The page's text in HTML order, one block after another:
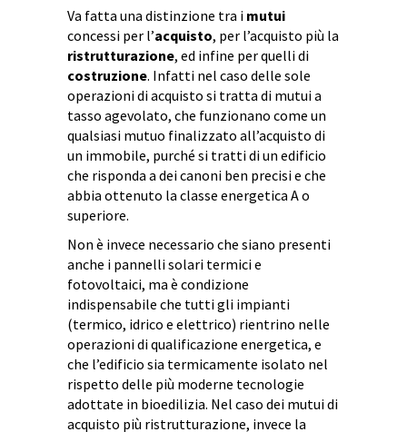
Va fatta una distinzione tra i mutui
concessi per l’acquisto, per l’acquisto più la
ristrutturazione, ed infine per quelli di
costruzione. Infatti nel caso delle sole
operazioni di acquisto si tratta di mutui a
tasso agevolato, che funzionano come un
qualsiasi mutuo finalizzato all’acquisto di
un immobile, purché si tratti di un edificio
che risponda a dei canoni ben precisi e che
abbia ottenuto la classe energetica A o
superiore.
Non è invece necessario che siano presenti
anche i pannelli solari termici e
fotovoltaici, ma è condizione
indispensabile che tutti gli impianti
(termico, idrico e elettrico) rientrino nelle
operazioni di qualificazione energetica, e
che l’edificio sia termicamente isolato nel
rispetto delle più moderne tecnologie
adottate in bioedilizia. Nel caso dei mutui di
acquisto più ristrutturazione, invece la